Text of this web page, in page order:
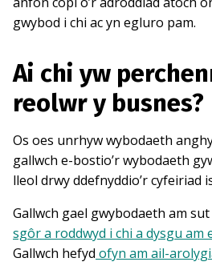
gwybod i chi ac yn egluro pam.
Ai chi yw
reolwr y busnes?
Os oes unrhyw wybodaeth
gallwch e-bostio’r wybodaeth
lleol drwy ddefnyddio’r cyfeiriad
Gallwch gael gwybodaeth am sut
sgôr a roddwyd i chi a dysgu am
Gallwch hefyd ofyn am ail-